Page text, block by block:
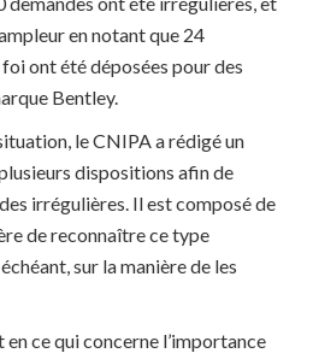
en notant que 24
ont été déposées pour des
Bentley.
le CNIPA a rédigé un
dispositions afin de
irrégulières. Il est composé de
de reconnaître ce type
sur la manière de les
en ce qui concerne l’importance